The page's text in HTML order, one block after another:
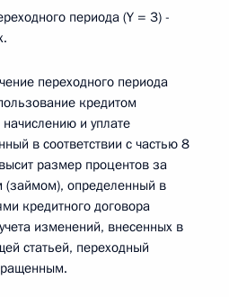
периода (Y = 3) -
переходного периода
кредитом
и уплате
в соответствии с частью 8
размер процентов за
(займом), определенный в
кредитного договора
изменений, внесенных в
статьей, переходный